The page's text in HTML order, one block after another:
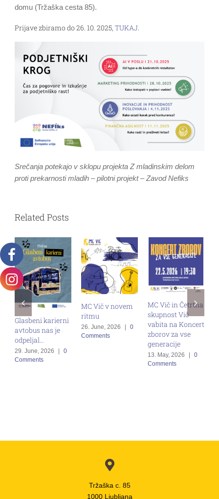
domu (Tržaška cesta 85).
Prijave zbiramo do 26. 10. 2025, TUKAJ
Srečanja potekajo v sklopu projekta Z mladinskim delom
proti prekarnosti mladih – pilotni projekt – Zavod Nefiks
Related Posts
Glasbeni karierni
avtobus nas je
odpeljal…
29. June, 2026
0
Comments
MC Vič v novem
ritmu
26. June, 2026
0
Comments
MC Vič in Četrtna
skupnost Vič
vabita na Koncert
zborov za vse
generacije
13. May, 2026 |
0
Comments
Tržaška c. 85
1000 Ljubljana